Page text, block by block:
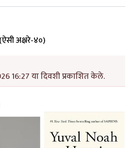
अक्ष्ररे-४०)
16:27 या दिवशी प्रकाशित केले.